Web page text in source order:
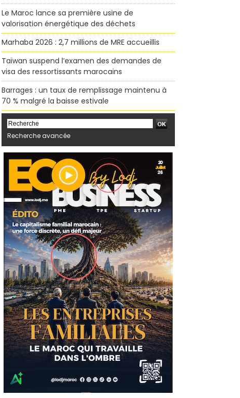
Le Maroc lance sa première usine de
valorisation énergétique des déchets
Marhaba 2026 : 2,7 millions de MRE accueillis
Taïwan suspend l’examen des demandes de
visa des ressortissants marocains
Barrages : un taux de remplissage maintenu à
70 % malgré la baisse estivale
Recherche avancée